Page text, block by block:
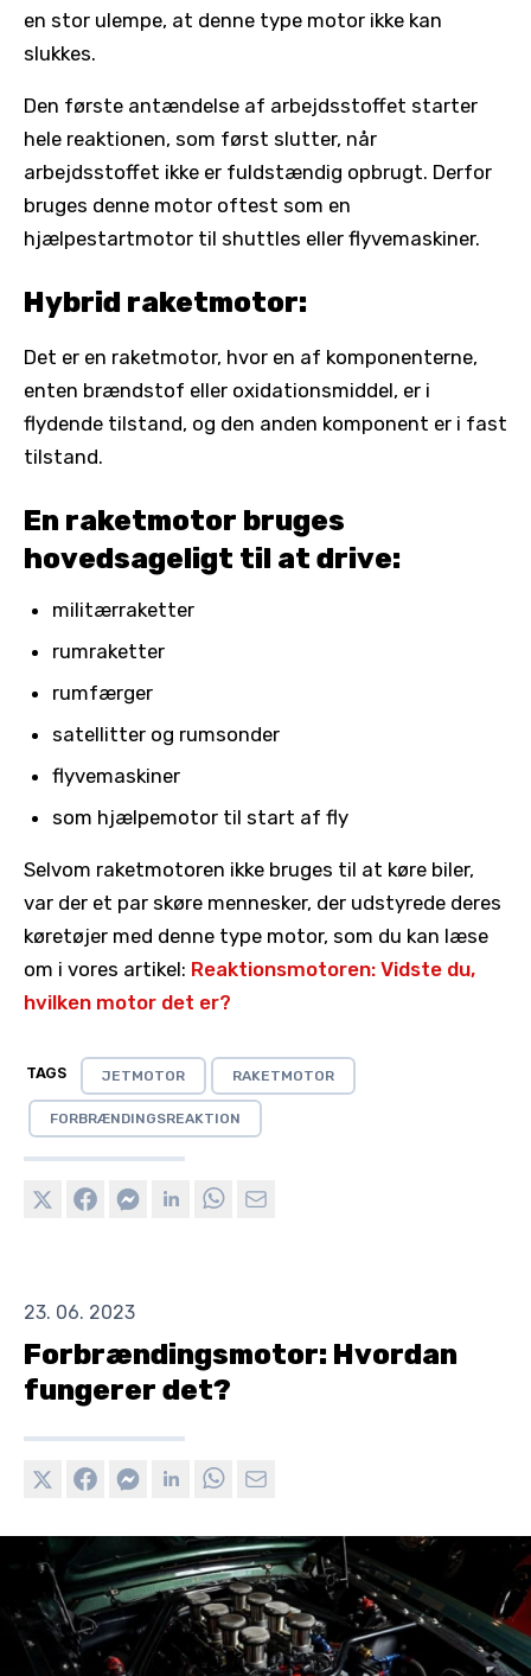
en stor ulempe, at denne type motor ikke kan
slukkes.
Den første antændelse af arbejdsstoffet starter
hele reaktionen, som først slutter, når
arbejdsstoffet ikke er fuldstændig opbrugt. Derfor
bruges denne motor oftest som en
hjælpestartmotor til shuttles eller flyvemaskiner.
Hybrid raketmotor:
Det er en raketmotor, hvor en af ​​komponenterne,
enten brændstof eller oxidationsmiddel, er i
flydende tilstand, og den anden komponent er i fast
tilstand.
En raketmotor bruges
hovedsageligt til at drive:
militærraketter
rumraketter
rumfærger
satellitter og rumsonder
flyvemaskiner
som hjælpemotor til start af fly
Selvom raketmotoren ikke bruges til at køre biler,
var der et par skøre mennesker, der udstyrede deres
køretøjer med denne type motor, som du kan læse
om i vores artikel: Reaktionsmotoren: Vidste du,
hvilken motor det er?
TAGS JETMOTOR RAKETMOTOR
FORBRÆNDINGSREAKTION
23. 06. 2023
Forbrændingsmotor: Hvordan
fungerer det?